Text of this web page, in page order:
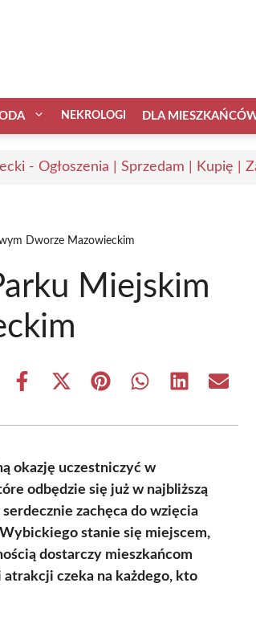
NEKROLOGI DLA
- Ogłoszenia | Sprzedam | Kupię |
Dworze Mazowieckim
Miejskim
Share
Share
(Twitter)
Share Share Share Share
okazję uczestniczyć w
odbędzie się już w najbliższą
zachęca do wzięcia
stanie się miejscem,
dostarczy mieszkańcom
czeka na każdego, kto